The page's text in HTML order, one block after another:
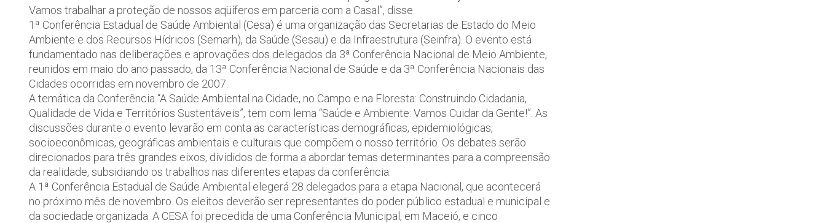
Vamos trabalhar a proteção de nossos aqüíferos em parceria com a Casal”, disse.
1ª Conferência Estadual de Saúde Ambiental (Cesa) é uma organização das Secretarias de Estado do Meio
Ambiente e dos Recursos Hídricos (Semarh), da Saúde (Sesau) e da Infraestrutura (Seinfra). O evento está
fundamentado nas deliberações e aprovações dos delegados da 3ª Conferência Nacional de Meio Ambiente,
reunidos em maio do ano passado, da 13ª Conferência Nacional de Saúde e da 3ª Conferência Nacionais das
Cidades ocorridas em novembro de 2007.
A temática da Conferência “A Saúde Ambiental na Cidade, no Campo e na Floresta: Construindo Cidadania,
Qualidade de Vida e Territórios Sustentáveis”, tem com lema “Saúde e Ambiente: Vamos Cuidar da Gente!”. As
discussões durante o evento levarão em conta as características demográficas, epidemiológicas,
socioeconômicas, geográficas ambientais e culturais que compõem o nosso território. Os debates serão
direcionados para três grandes eixos, divididos de forma a abordar temas determinantes para a compreensão
da realidade, subsidiando os trabalhos nas diferentes etapas da conferência.
A 1ª Conferência Estadual de Saúde Ambiental elegerá 28 delegados para a etapa Nacional, que acontecerá
no próximo mês de novembro. Os eleitos deverão ser representantes do poder público estadual e municipal e
da sociedade organizada. A CESA foi precedida de uma Conferência Municipal, em Maceió, e cinco